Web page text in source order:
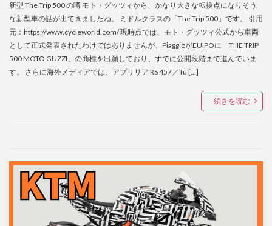
新型 The Trip 500 の噂 モト・グッツィから、かなり大きな転換点になりそう
な新型車の話が出てきましたね。 ミドルクラスの「The Trip 500」です。 引用
元：https://www.cycleworld.com/ 現時点では、モト・グッツィ公式から車両
として正式発表されたわけではありませんが、PiaggioがEUIPOに「THE TRIP
500 MOTO GUZZI」の商標を出願しており、すでに公開段階まで進んでいま
す。 さらに海外メディアでは、アプリリア RS 457／Tu […]
続きを読む